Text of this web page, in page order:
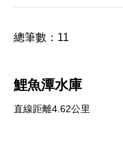
總筆數： 11
鯉魚潭水庫
直線距離4.62公里